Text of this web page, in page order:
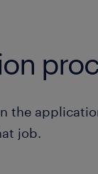
the
job.